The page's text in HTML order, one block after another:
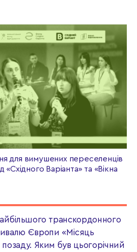
для вимушених переселенців
«Східного Варіанта» та «Вікна
транскордонного
Європи «Місяць
Яким був цьогорічний